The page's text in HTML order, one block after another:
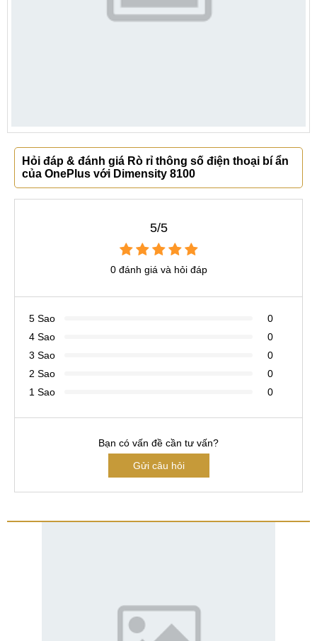
Hỏi đáp & đánh giá Rò rỉ thông số điện thoại bí ẩn
của OnePlus với Dimensity 8100
5/5
0 đánh giá và hỏi đáp
5 Sao
0
4 Sao
0
3 Sao
0
2 Sao
0
1 Sao
0
Bạn có vấn đề cần tư vấn?
Gửi câu hỏi